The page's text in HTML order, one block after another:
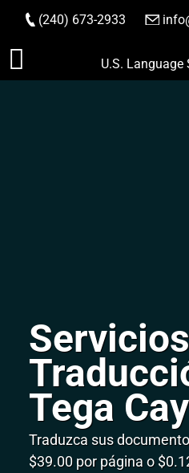
Saltar
(240) 673-2933
U.S. Language
Tega Cay
Traduzca sus
$39.00 por página o